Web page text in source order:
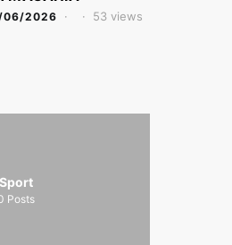
06/2026 53 views
Sport
Posts